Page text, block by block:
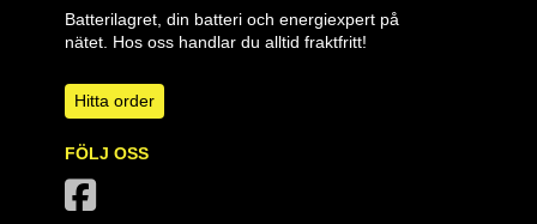
Batterilagret, din batteri och energiexpert på
nätet. Hos oss handlar du alltid fraktfritt!
Hitta order
FÖLJ OSS